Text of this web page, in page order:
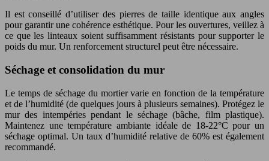
Il est conseillé d’utiliser des pierres de taille identique aux angles
pour garantir une cohérence esthétique. Pour les ouvertures, veillez à
ce que les linteaux soient suffisamment résistants pour supporter le
poids du mur. Un renforcement structurel peut être nécessaire.
Séchage et consolidation du mur
Le temps de séchage du mortier varie en fonction de la température
et de l’humidité (de quelques jours à plusieurs semaines). Protégez le
mur des intempéries pendant le séchage (bâche, film plastique).
Maintenez une température ambiante idéale de 18-22°C pour un
séchage optimal. Un taux d’humidité relative de 60% est également
recommandé.